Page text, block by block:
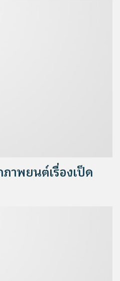
าพยนต์เรื่องเป็ด